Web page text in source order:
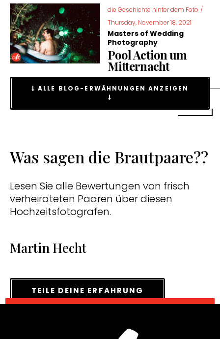
die Geschichte hinter dem Foto /
Thursday, November 18, 2021
Masters of Wedding
Photography
Pool Action um
Mitternacht
ALLE BLOG-ERWÄHNUNGEN ANZEIGEN
Was sagen die Brautpaare??
Lesen Sie alle Bewertungen von frisch
verheirateten Paaren über diesen
Hochzeitsfotografen.
Martin Hecht
TEILE DEINE ERFAHRUNG